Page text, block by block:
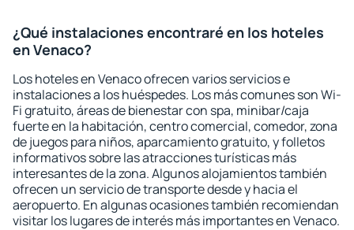
¿Qué instalaciones encontraré en los hoteles
en Venaco?
Los hoteles en Venaco ofrecen varios servicios e
instalaciones a los huéspedes. Los más comunes son Wi-
Fi gratuito, áreas de bienestar con spa, minibar/caja
fuerte en la habitación, centro comercial, comedor, zona
de juegos para niños, aparcamiento gratuito, y folletos
informativos sobre las atracciones turísticas más
interesantes de la zona. Algunos alojamientos también
ofrecen un servicio de transporte desde y hacia el
aeropuerto. En algunas ocasiones también recomiendan
visitar los lugares de interés más importantes en Venaco.